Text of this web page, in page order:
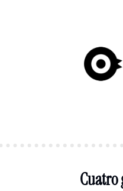
Cuatro